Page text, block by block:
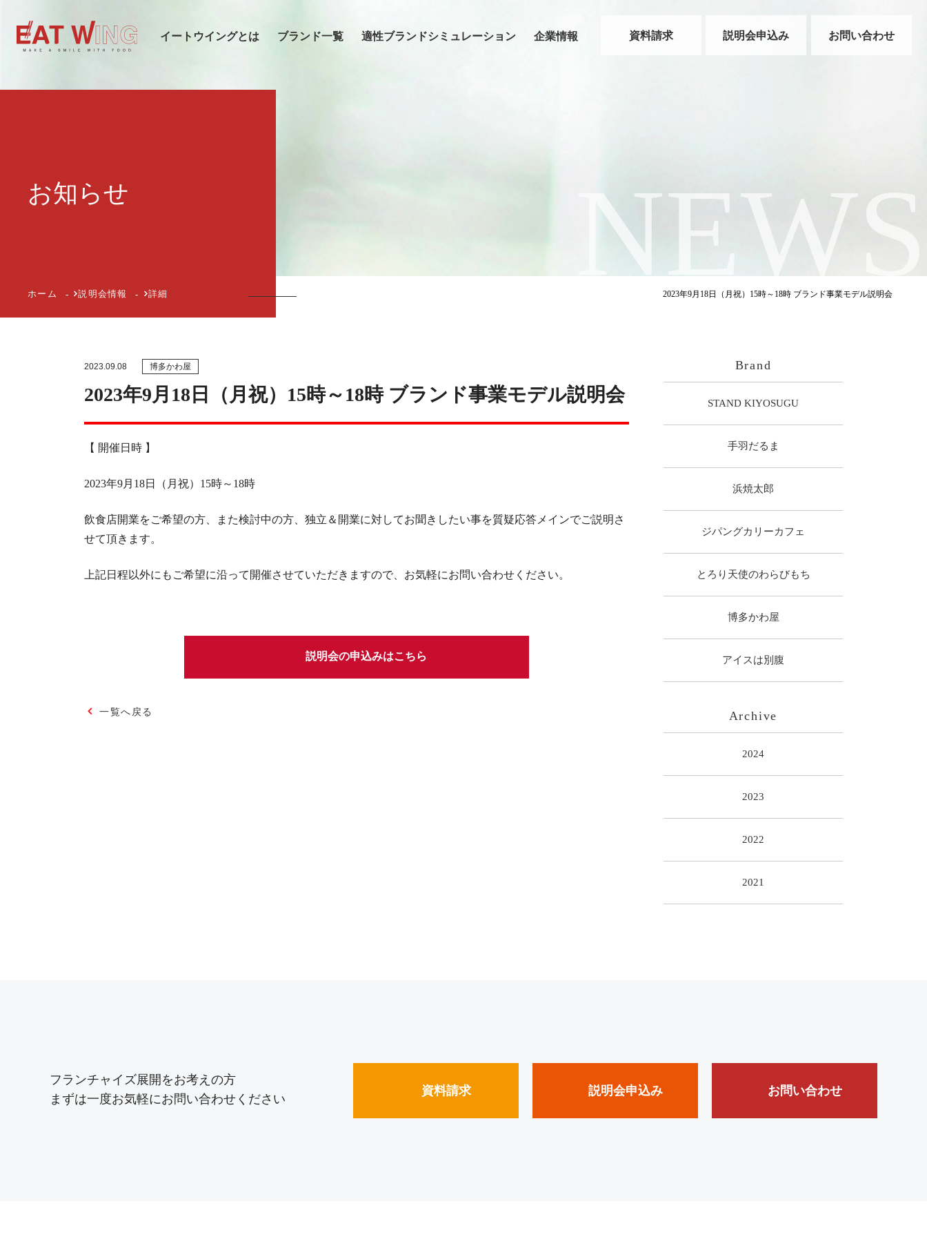
イートウイングとは ブランド一覧 適性ブランドシミュレーション 企業情報
採用情報
資料請求 説明会申込み お問い合わせ
2023年9月18日（月祝）15時～18時 ブランド事業モデル説明会
NEWS
お知らせ
ホーム 説明会情報 詳細
2023.09.08 博多かわ屋
2023年9月18日（月祝）15時～18時 ブランド事業モデル説明会
【 開催日時 】
2023年9月18日（月祝）15時～18時
飲食店開業をご希望の方、また検討中の方、独立＆開業に対してお聞きしたい事を質疑応答メインでご説明さ
せて頂きます。
上記日程以外にもご希望に沿って開催させていただきますので、お気軽にお問い合わせください。
説明会の申込みはこちら
一覧へ戻る
Brand
STAND KIYOSUGU
手羽だるま
浜焼太郎
ジパングカリーカフェ
とろり天使のわらびもち
博多かわ屋
アイスは別腹
Archive
2024
2023
2022
2021
フランチャイズ展開をお考えの方
まずは一度お気軽にお問い合わせください
資料請求 説明会申込み お問い合わせ